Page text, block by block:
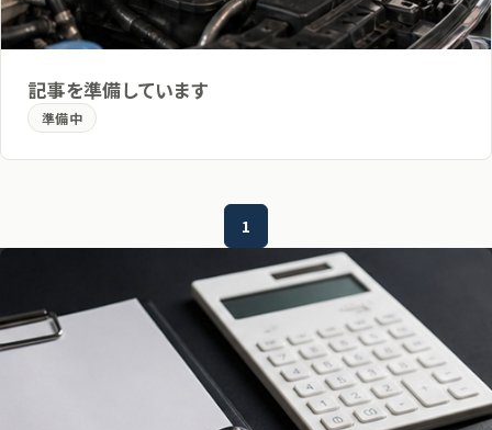
記事を準備しています
準備中
1